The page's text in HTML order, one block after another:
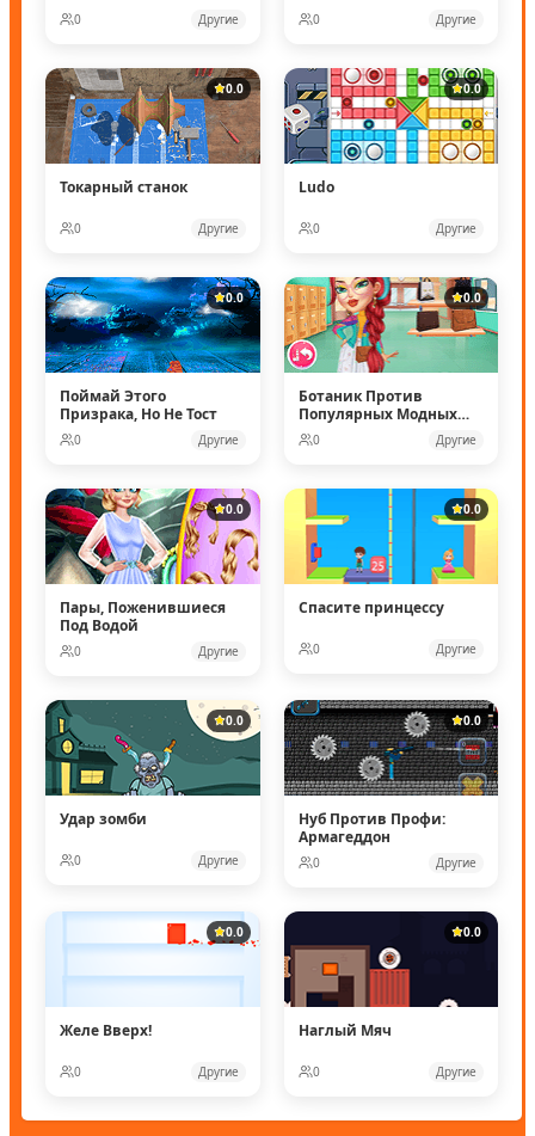
0 Другие 0 Другие
0.0
Токарный станок
0 Другие
0.0
Ludo
0 Другие
0.0
Поймай Этого
Призрака, Но Не Тост
0 Другие
0.0
Ботаник Против
Популярных Модных
Кукол
0 Другие
0.0
Пары, Поженившиеся
Под Водой
0 Другие
0.0
Спасите принцессу
0 Другие
0.0
Удар зомби
0 Другие
0.0
Нуб Против Профи:
Армагеддон
0 Другие
0.0
Желе Вверх!
0 Другие
0.0
Наглый Мяч
0 Другие